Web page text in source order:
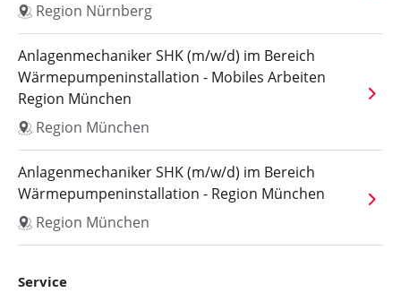
Region Nürnberg
Anlagenmechaniker SHK (m/w/d) im Bereich
Wärmepumpeninstallation - Mobiles Arbeiten
Region München
Region München
Anlagenmechaniker SHK (m/w/d) im Bereich
Wärmepumpeninstallation - Region München
Region München
Service